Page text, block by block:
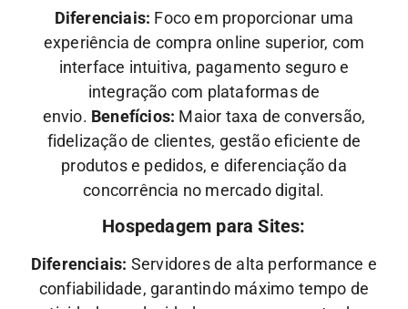
Diferenciais: Foco em proporcionar uma
experiência de compra online superior, com
interface intuitiva, pagamento seguro e
integração com plataformas de
envio. Benefícios: Maior taxa de conversão,
fidelização de clientes, gestão eficiente de
produtos e pedidos, e diferenciação da
concorrência no mercado digital.
Hospedagem para Sites:
Diferenciais: Servidores de alta performance e
confiabilidade, garantindo máximo tempo de